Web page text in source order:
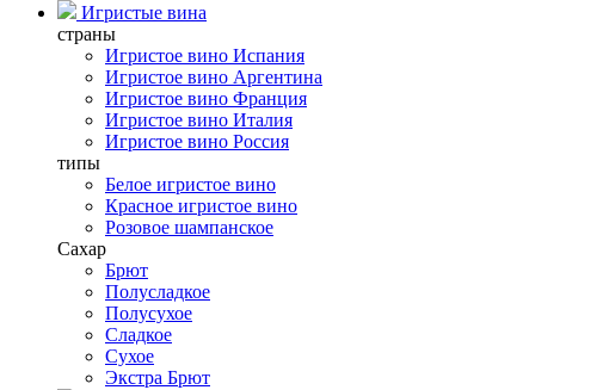
Игристые вина
страны
Игристое вино Испания
Игристое вино Аргентина
Игристое вино Франция
Игристое вино Италия
Игристое вино Россия
типы
Белое игристое вино
Красное игристое вино
Розовое шампанское
Сахар
Брют
Полусладкое
Полусухое
Сладкое
Сухое
Экстра Брют